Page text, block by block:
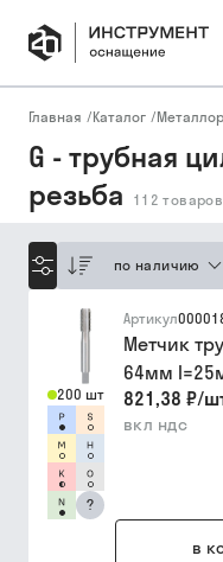
Главная /Каталог /
G - трубная
резьба
112 товаров
по наличию
200 шт
?
Артикул
Метчик
64мм
821,38 ₽/
вкл ндс
в